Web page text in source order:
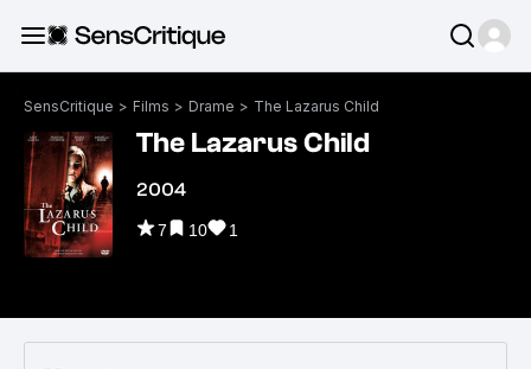
SensCritique > Films > Drame > The Lazarus Child
The Lazarus Child
2004
7 10 1